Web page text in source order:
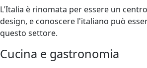
L'Italia è rinomata per essere un
design, e conoscere l'italiano può
questo settore.
Cucina e gastronomia